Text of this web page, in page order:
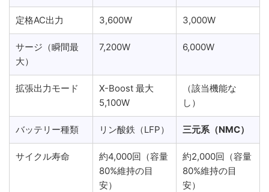
定格AC出力 3,600W 3,000W
サージ（瞬間最
大）
7,200W 6,000W
拡張出力モード
X-Boost 最大
5,100W
（該当機能な
し）
バッテリー種類 リン酸鉄（LFP） 三元系（NMC）
サイクル寿命
約4,000回（容量
80%維持の目
安）
約2,000回（容量
80%維持の目
安）